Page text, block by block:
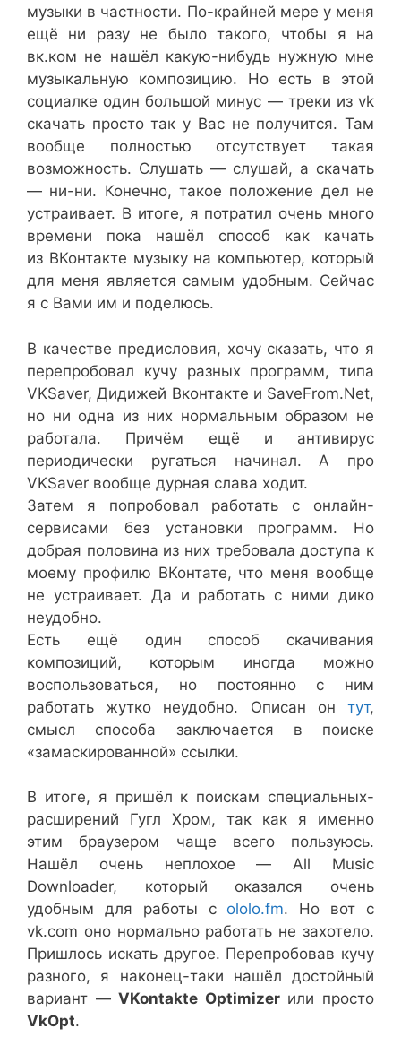
музыки в частности. По-крайней мере у меня
ещё ни разу не было такого, чтобы я на
вк.ком не нашёл какую-нибудь нужную мне
музыкальную композицию. Но есть в этой
социалке один большой минус — треки из vk
скачать просто так у Вас не получится. Там
вообще полностью отсутствует такая
возможность. Слушать — слушай, а скачать
— ни-ни. Конечно, такое положение дел не
устраивает. В итоге, я потратил очень много
времени пока нашёл способ как качать
из ВКонтакте музыку на компьютер, который
для меня является самым удобным. Сейчас
я с Вами им и поделюсь.
В качестве предисловия, хочу сказать, что я
перепробовал кучу разных программ, типа
VKSaver, Дидижей Вконтакте и SaveFrom.Net,
но ни одна из них нормальным образом не
работала. Причём ещё и антивирус
периодически ругаться начинал. А про
VKSaver вообще дурная слава ходит.
Затем я попробовал работать с онлайн-
сервисами без установки программ. Но
добрая половина из них требовала доступа к
моему профилю ВКонтате, что меня вообще
не устраивает. Да и работать с ними дико
неудобно.
Есть ещё один способ скачивания
композиций, которым иногда можно
воспользоваться, но постоянно с ним
работать жутко неудобно. Описан он тут,
смысл способа заключается в поиске
«замаскированной» ссылки.
В итоге, я пришёл к поискам специальных-
расширений Гугл Хром, так как я именно
этим браузером чаще всего пользуюсь.
Нашёл очень неплохое — All Music
Downloader, который оказался очень
удобным для работы с ololo.fm. Но вот с
vk.com оно нормально работать не захотело.
Пришлось искать другое. Перепробовав кучу
разного, я наконец-таки нашёл достойный
вариант —VKontakte Optimizerили просто
VkOpt.